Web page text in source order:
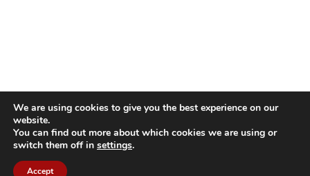
We are using cookies to give you the best experience on our
website.
You can find out more about which cookies we are using or
switch them off in settings.
Accept